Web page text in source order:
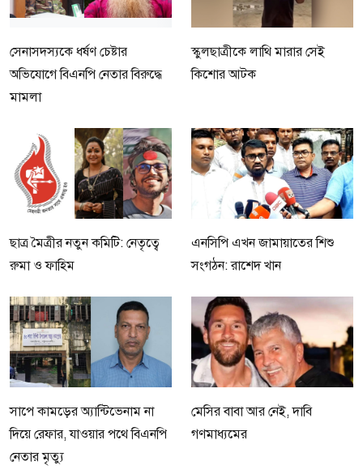
সেনাসদস্যকে ধর্ষণ চেষ্টার
অভিযোগে বিএনপি নেতার বিরুদ্ধে
মামলা
স্কুলছাত্রীকে লাথি মারার সেই
কিশোর আটক
ছাত্র মৈত্রীর নতুন কমিটি: নেতৃত্বে
রুমা ও ফাহিম
এনসিপি এখন জামায়াতের শিশু
সংগঠন: রাশেদ খান
সাপে কামড়ের অ্যান্টিভেনাম না
দিয়ে রেফার, যাওয়ার পথে বিএনপি
নেতার মৃত্যু
মেসির বাবা আর নেই, দাবি
গণমাধ্যমের